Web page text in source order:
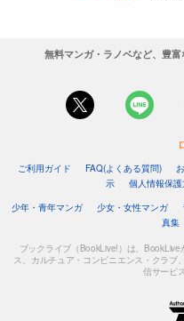
無料マンガ・ラノベなど、豊
ご利用ガイド FAQ(よくある質問)
示
個人情報保
少年・青年マンガ
少女・女性マンガ
真集
ブックライブ（BookLive!）は、
ス、カルチュア・コンビニエンス・クラブ
信サービ